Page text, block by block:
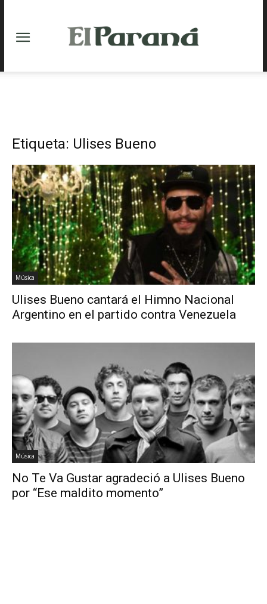
Etiqueta: Ulises Bueno
Música
Ulises Bueno cantará el Himno Nacional
Argentino en el partido contra Venezuela
Música
No Te Va Gustar agradeció a Ulises Bueno
por “Ese maldito momento”